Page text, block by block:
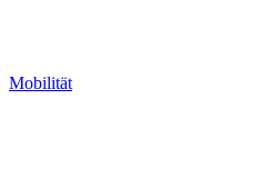
Mobilität